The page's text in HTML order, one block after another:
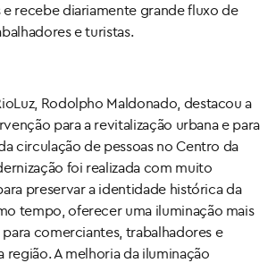
recebe diariamente grande fluxo de
e turistas.
Rodolpho Maldonado, destacou a
para a revitalização urbana e para
circulação de pessoas no Centro da
foi realizada com muito
preservar a identidade histórica da
tempo, oferecer uma iluminação mais
comerciantes, trabalhadores e
região. A melhoria da iluminação